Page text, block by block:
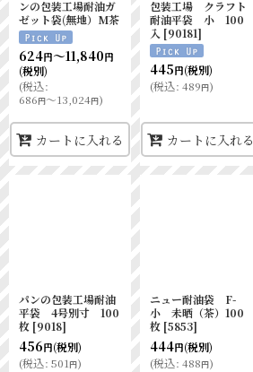
ンの包装工場耐油ガ
ゼット袋(無地）M茶
624円～11,840円
(税別)
(税込:
686円～13,024円)
カートに入れる
包装工場 クラフト
耐油平袋 小 100
入 [90181]
445円(税別)
(税込: 489円)
カートに入れる
パンの包装工場耐油
平袋 4号別寸 100
枚 [9018]
456円(税別)
(税込: 501円)
ニュー耐油袋 F-
小 未晒（茶）100
枚 [5853]
444円(税別)
(税込: 488円)